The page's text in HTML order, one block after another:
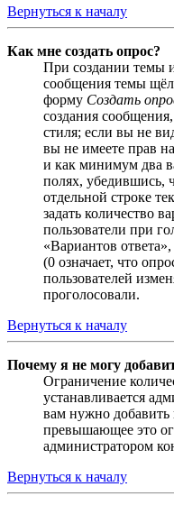
Вернуться к началу
Как мне создать опрос?
При создании темы
сообщения темы
форму Создать
создания
стиля; если вы не
вы не имеете прав
и как минимум два
полях, убедившись,
отдельной строке
задать количество
пользователи при
«Вариантов
(0 означает, что
пользователей
проголосовали.
Вернуться к началу
Почему я не могу
Ограничение
устанавливается
вам нужно добавить
превышающее это
администратором
Вернуться к началу